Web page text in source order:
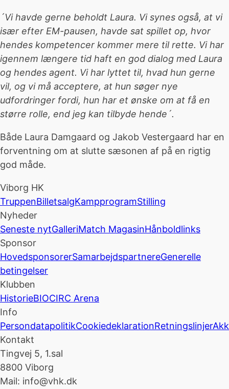
´Vi havde gerne beholdt Laura. Vi synes også, at vi
især efter EM-pausen, havde sat spillet op, hvor
hendes kompetencer kommer mere til rette. Vi har
igennem længere tid haft en god dialog med Laura
og hendes agent. Vi har lyttet til, hvad hun gerne
vil, og vi må acceptere, at hun søger nye
udfordringer fordi, hun har et ønske om at få en
større rolle, end jeg kan tilbyde hende´.
Både Laura Damgaard og Jakob Vestergaard har en
forventning om at slutte sæsonen af på en rigtig
god måde.
Viborg HK
TruppenBilletsalgKampprogramStilling
Nyheder
Seneste nytGalleriMatch MagasinHånboldlinks
Sponsor
HovedsponsorerSamarbejdspartnereGenerelle
betingelser
Klubben
HistorieBIOCIRC Arena
Info
PersondatapolitikCookiedeklarationRetningslinjer
Kontakt
Tingvej 5, 1.sal
8800 Viborg
Mail: info@vhk.dk